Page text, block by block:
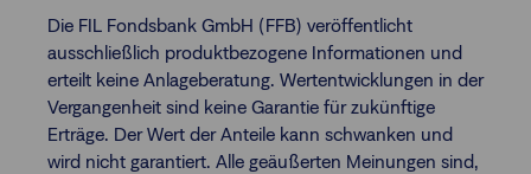
Die FIL Fondsbank GmbH (FFB) veröffentlicht
ausschließlich produktbezogene Informationen und
erteilt keine Anlageberatung. Wertentwicklungen in der
Vergangenheit sind keine Garantie für zukünftige
Erträge. Der Wert der Anteile kann schwanken und
wird nicht garantiert. Alle geäußerten Meinungen sind,